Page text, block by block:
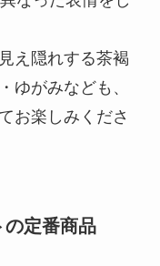
え隠れする茶褐
ゆがみなども、
お楽しみくださ
の定番商品